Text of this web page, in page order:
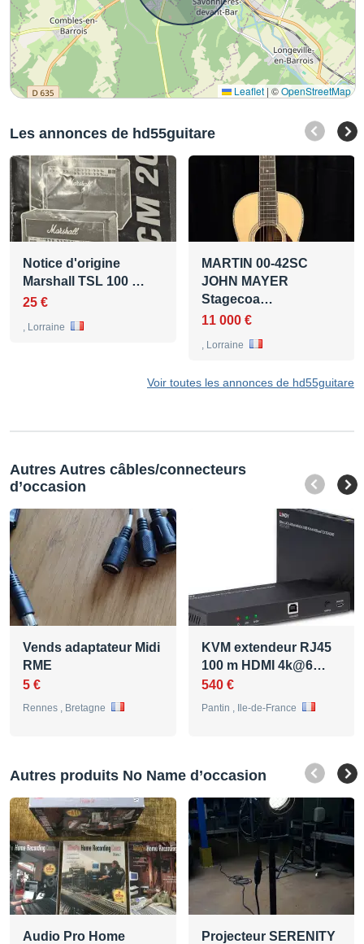
Leaflet | ©OpenStreetMap
Les annonces de hd55guitare
Notice d'origine
Marshall TSL 100 …
25 €
, Lorraine
MARTIN 00-42SC
JOHN MAYER
Stagecoa…
11 000 €
, Lorraine
Voir toutes les annonces de hd55guitare
Autres Autres câbles/connecteurs
d’occasion
Vends adaptateur Midi
RME
5 €
Rennes , Bretagne
KVM extendeur RJ45
100 m HDMI 4k@6…
540 €
Pantin , Ile-de-France
Autres produits No Name d’occasion
Audio Pro Home
Projecteur SERENITY